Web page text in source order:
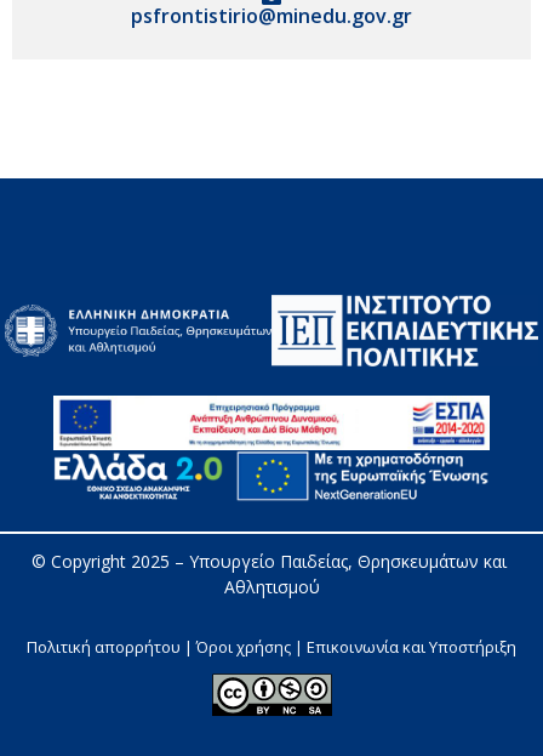
psfrontistirio@minedu.gov.gr
© Copyright 2025 – Υπουργείο Παιδείας, Θρησκευμάτων και
Αθλητισμού
Πολιτική απορρήτου | Όροι χρήσης | Επικοινωνία και Υποστήριξη